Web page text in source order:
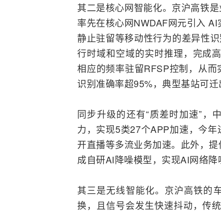
其二是核心网智能化。京沪高铁
率先在核心网NWDAF网元引入
静止驻留等移动性行为的差异性
行时域和空域的实时推理，完成
相应的频率驻留RFSP控制，从
识别准确率超95%，典型基站可迁
同步升级的还有“质差时加速”，
力，实现5类27个APP加速，今
开直播等多流业务加速。此外，
成自研AI降噪模型，实现AI网络降
其三是无线智能化。京沪高铁的
换，且信号会发生快速抖动，传